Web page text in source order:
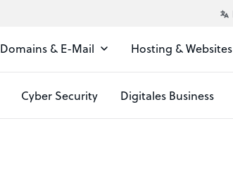
Domains & E-Mail Hosting & Websites
Cyber Security Digitales Business